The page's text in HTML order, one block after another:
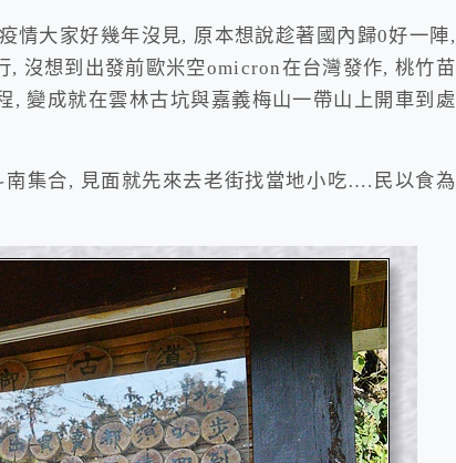
情大家好幾年沒見, 原本想說趁著國內歸0好一陣,
沒想到出發前歐米空omicron在台灣發作, 桃竹苗
, 變成就在雲林古坑與嘉義梅山一帶山上開車到處
集合, 見面就先來去老街找當地小吃….民以食為